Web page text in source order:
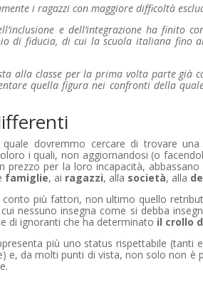
i ragazzi con maggiore difficoltà
e dell’integrazione ha finito
di fiducia, di cui la scuola italiana fino
alla classe per la prima volta parte già
quella figura nei confronti della
dovremmo cercare di trovare
i quali, non aggiornandosi (o
prezzo per la loro incapacità,
famiglie, ai ragazzi, alla società, alla
più fattori, non ultimo quello
nessuno insegna come si debba
di ignoranti che ha determinato il crollo
più uno status rispettabile (tanti
e, da molti punti di vista, non solo non